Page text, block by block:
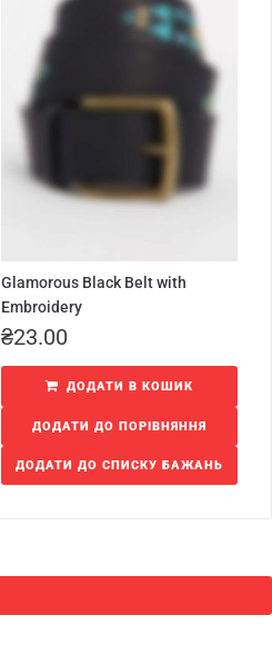
Glamorous Black Belt with
Embroidery
₴23.00
ДОДАТИ В КОШИК
ДОДАТИ ДО ПОРІВНЯННЯ
ДОДАТИ ДО СПИСКУ БАЖАНЬ